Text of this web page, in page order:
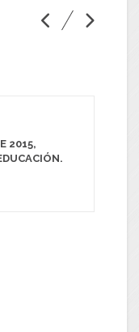
2015,